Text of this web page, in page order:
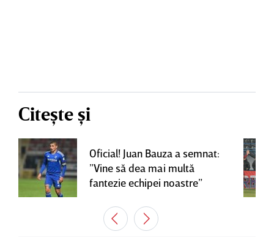
Citește și
Oficial! Juan Bauza a semnat:
”Vine să dea mai multă
fantezie echipei noastre”